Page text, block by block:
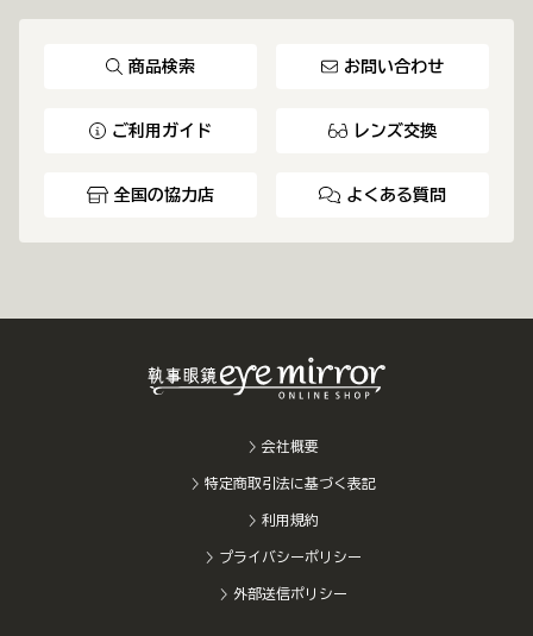
商品検索 お問い合わせ
ご利用ガイド レンズ交換
全国の協力店 よくある質問
会社概要
特定商取引法に基づく表記
利用規約
プライバシーポリシー
外部送信ポリシー